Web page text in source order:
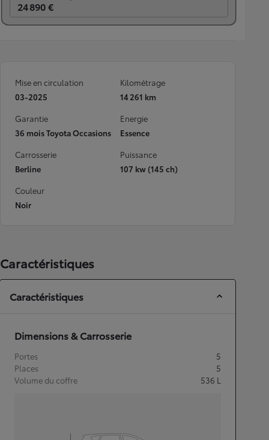
24 890 €
Mise en circulation
03-2025
Kilométrage
14 261 km
Garantie
36 mois Toyota Occasions
Energie
Essence
Carrosserie
Berline
Puissance
107 kw (145 ch)
Couleur
Noir
Caractéristiques
Caractéristiques
Dimensions & Carrosserie
Portes
5
Places
5
Volume du coffre
536 L